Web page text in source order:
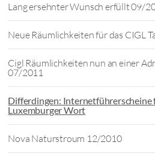
Lang ersehnter Wunsch erfüllt 09/
Neue Räumlichkeiten für das CIGL
Cigl Räumlichkeiten nun an einer
07/2011
Differdingen: Internetführerscheine
Luxemburger Wort
Nova Naturstroum 12/2010